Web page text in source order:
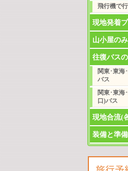
飛行機で
現地発着
山小屋の
往復バス
関東･東海
バス
関東･東海
口)バス
現地合流(
装備と準備